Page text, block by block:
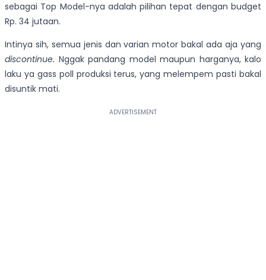
sebagai Top Model-nya adalah pilihan tepat dengan budget
Rp. 34 jutaan.
Intinya sih, semua jenis dan varian motor bakal ada aja yang
discontinue. Nggak pandang model maupun harganya, kalo
laku ya gass poll produksi terus, yang melempem pasti bakal
disuntik mati.